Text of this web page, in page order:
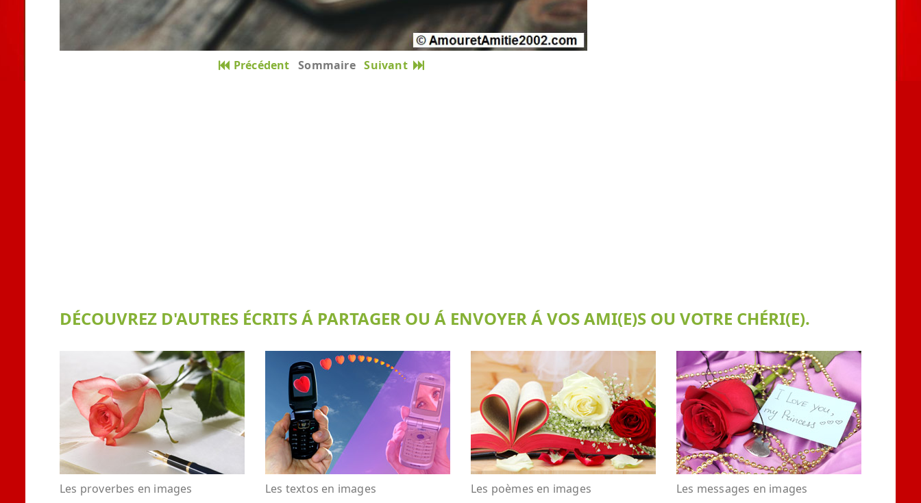
Précédent Sommaire Suivant
DÉCOUVREZ D'AUTRES ÉCRITS Á PARTAGER OU Á ENVOYER Á VOS AMI(E)S OU VOTRE CHÉRI(E).
Les proverbes en images Les textos en images Les poèmes en images Les messages en images